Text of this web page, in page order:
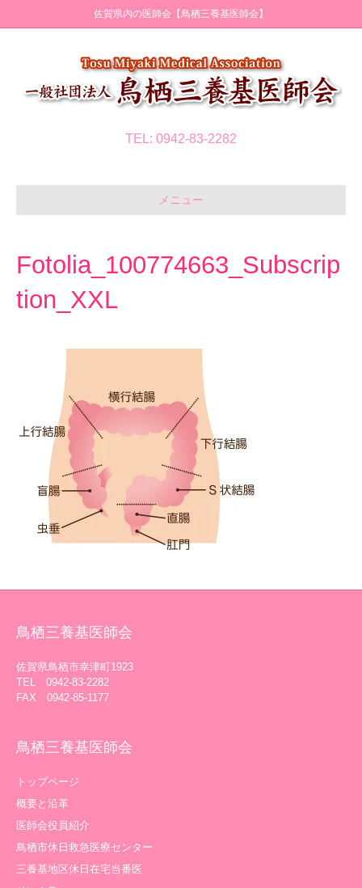
佐賀県内の医師会【鳥栖三養基医師会】
TEL: 0942-83-2282
メニュー
Fotolia_100774663_Subscrip
tion_XXL
鳥栖三養基医師会
佐賀県鳥栖市幸津町1923
TEL 0942-83-2282
FAX 0942-85-1177
鳥栖三養基医師会
トップページ
概要と沿革
医師会役員紹介
鳥栖市休日救急医療センター
三養基地区休日在宅当番医